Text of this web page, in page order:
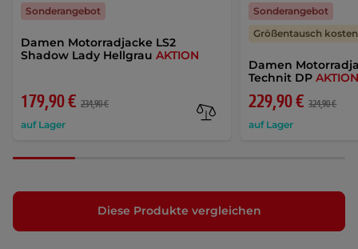
Damen Motorradjacke LS2
Shadow Lady Hellgrau AKTION
179,90 € 234,90 €
auf Lager
Sonderangebot
Damen
Technit DP
229,90 € 324,90 €
auf Lager
Sonderangebot
Größentausch
Diese Produkte vergleichen